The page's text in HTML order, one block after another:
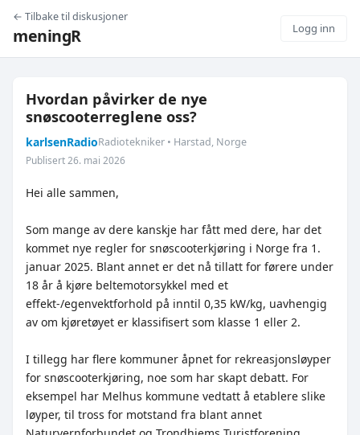
← Tilbake til diskusjoner
meningR Logg inn
Hvordan påvirker de nye
snøscooterreglene oss?
karlsenRadioRadiotekniker • Harstad, Norge
Publisert 26. mai 2026
Hei alle sammen,
Som mange av dere kanskje har fått med dere, har det
kommet nye regler for snøscooterkjøring i Norge fra 1.
januar 2025. Blant annet er det nå tillatt for førere under
18 år å kjøre beltemotorsykkel med et
effekt-/egenvektforhold på inntil 0,35 kW/kg, uavhengig
av om kjøretøyet er klassifisert som klasse 1 eller 2.
I tillegg har flere kommuner åpnet for rekreasjonsløyper
for snøscooterkjøring, noe som har skapt debatt. For
eksempel har Melhus kommune vedtatt å etablere slike
løyper, til tross for motstand fra blant annet